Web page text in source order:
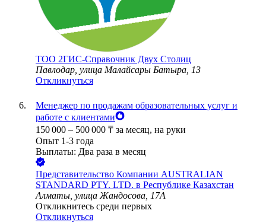
ТОО 2ГИС-Справочник Двух Столиц
Павлодар, улица Малайсары Батыра, 13
Откликнуться
Менеджер по продажам образовательных услуг и
работе с клиентами
150 000 – 500 000 ₸ за месяц, на руки
Опыт 1-3 года
Выплаты: Два раза в месяц
Представительство Компании AUSTRALIAN
STANDARD PTY. LTD. в Республике Казахстан
Алматы, улица Жандосова, 17А
Откликнитесь среди первых
Откликнуться